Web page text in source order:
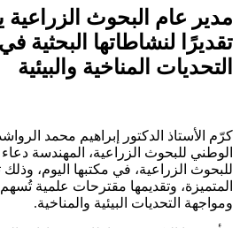
مدير عام البحوث الزراعية
تقديرًا لنشاطاتها البحثية
التحديات المناخية والبيئية
كرّم الأستاذ الدكتور إبراهيم محمد
الوطني للبحوث الزراعية، المهندسة
للبحوث الزراعية، في مكتبها اليوم، وذلك
المتميزة، وتقديمها مقترحات علمية
ومواجهة التحديات البيئية والمناخية.